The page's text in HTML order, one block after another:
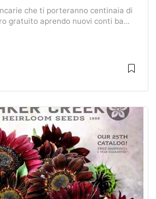
che ti porteranno centinaia di
gratuito aprendo nuovi conti ba...